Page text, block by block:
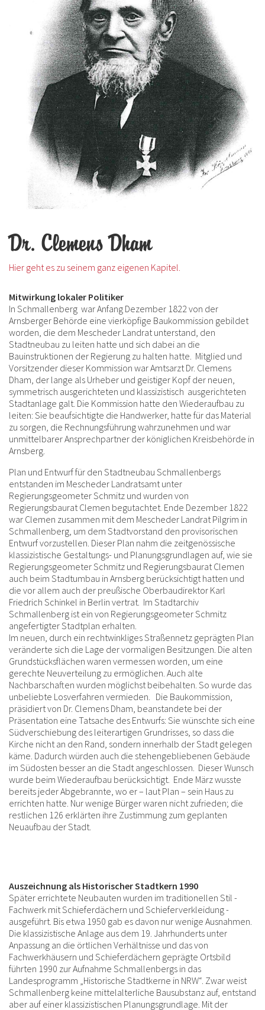
Dr. Clemens Dham
Hier geht es zu seinem ganz eigenen Kapitel.
Mitwirkung lokaler Politiker
In Schmallenberg war Anfang Dezember 1822 von der
Arnsberger Behörde eine vierköpfige Baukommission gebildet
worden, die dem Mescheder Landrat unterstand, den
Stadtneubau zu leiten hatte und sich dabei an die
Bauinstruktionen der Regierung zu halten hatte. Mitglied und
Vorsitzender dieser Kommission war Amtsarzt Dr. Clemens
Dham, der lange als Urheber und geistiger Kopf der neuen,
symmetrisch ausgerichteten und klassizistisch ausgerichteten
Stadtanlage galt. Die Kommission hatte den Wiederaufbau zu
leiten: Sie beaufsichtigte die Handwerker, hatte für das Material
zu sorgen, die Rechnungsführung wahrzunehmen und war
unmittelbarer Ansprechpartner der königlichen Kreisbehörde in
Arnsberg.
Plan und Entwurf für den Stadtneubau Schmallenbergs
entstanden im Mescheder Landratsamt unter
Regierungsgeometer Schmitz und wurden von
Regierungsbaurat Clemen begutachtet. Ende Dezember 1822
war Clemen zusammen mit dem Mescheder Landrat Pilgrim in
Schmallenberg, um dem Stadtvorstand den provisorischen
Entwurf vorzustellen. Dieser Plan nahm die zeitgenössische
klassizistische Gestaltungs- und Planungsgrundlagen auf, wie sie
Regierungsgeometer Schmitz und Regierungsbaurat Clemen
auch beim Stadtumbau in Arnsberg berücksichtigt hatten und
die vor allem auch der preußische Oberbaudirektor Karl
Friedrich Schinkel in Berlin vertrat. Im Stadtarchiv
Schmallenberg ist ein von Regierungsgeometer Schmitz
angefertigter Stadtplan erhalten.
Im neuen, durch ein rechtwinkliges Straßennetz geprägten Plan
veränderte sich die Lage der vormaligen Besitzungen. Die alten
Grundstücksflächen waren vermessen worden, um eine
gerechte Neuverteilung zu ermöglichen. Auch alte
Nachbarschaften wurden möglichst beibehalten. So wurde das
unbeliebte Losverfahren vermieden. Die Baukommission,
präsidiert von Dr. Clemens Dham, beanstandete bei der
Präsentation eine Tatsache des Entwurfs: Sie wünschte sich eine
Südverschiebung des leiterartigen Grundrisses, so dass die
Kirche nicht an den Rand, sondern innerhalb der Stadt gelegen
käme. Dadurch würden auch die stehengebliebenen Gebäude
im Südosten besser an die Stadt angeschlossen. Dieser Wunsch
wurde beim Wiederaufbau berücksichtigt. Ende März wusste
bereits jeder Abgebrannte, wo er – laut Plan – sein Haus zu
errichten hatte. Nur wenige Bürger waren nicht zufrieden; die
restlichen 126 erklärten ihre Zustimmung zum geplanten
Neuaufbau der Stadt.
Auszeichnung als Historischer Stadtkern 1990
Später errichtete Neubauten wurden im traditionellen Stil -
Fachwerk mit Schieferdächern und Schieferverkleidung -
ausgeführt. Bis etwa 1950 gab es davon nur wenige Ausnahmen.
Die klassizistische Anlage aus dem 19. Jahrhunderts unter
Anpassung an die örtlichen Verhältnisse und das von
Fachwerkhäusern und Schieferdächern geprägte Ortsbild
führten 1990 zur Aufnahme Schmallenbergs in das
Landesprogramm „Historische Stadtkerne in NRW“. Zwar weist
Schmallenberg keine mittelalterliche Bausubstanz auf, entstand
aber auf einer klassizistischen Planungsgrundlage. Mit der